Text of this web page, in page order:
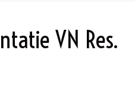
VN Res.